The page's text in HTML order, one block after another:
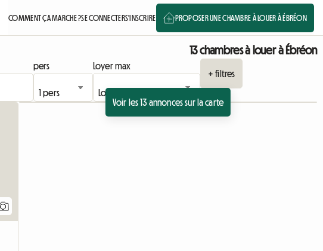
COMMENT ÇA MARCHE ?SE CONNECTERS'INSCRIRE PROPOSER UNE CHAMBRE À LOUER À ÉBRÉON
13 chambres à louer à Ébréon
pers
Loyer max
+ filtres
Voir les 13 annonces sur la carte